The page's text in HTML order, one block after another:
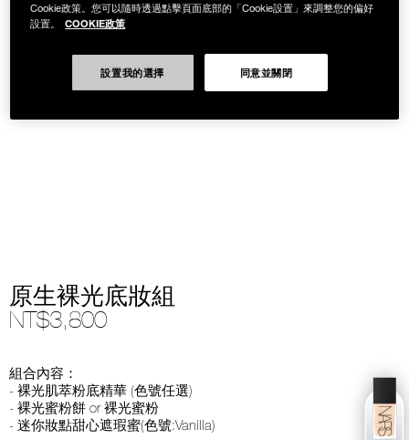
原生裸光底妝組
NT$3,800
組合內容：
- 裸光肌萃粉底精華 (色號任選)
- 裸光蜜粉餅 or 裸光蜜粉
- 迷你妝點甜心遮瑕蜜(色號:Vanilla)
Cookie政策。您可以隨時透過點擊頁面底部的「Cookie設置」來調整您的偏好
設置。
COOKIE政策
設置我的選擇 同意並關閉